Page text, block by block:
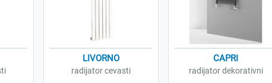
LIVORNO
radijator cevasti
CAPRI
radijator dekorativni